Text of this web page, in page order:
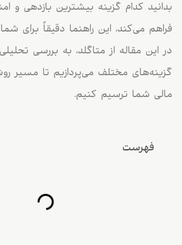
بدانید کدام گزینه بیشترین بازدهی و
فراهم می‌کند، این راهنما دقیقاً برای
در این مقاله از متاگلد، به بررسی
گزینه‌های مختلف می‌پردازیم تا مسیر
مالی شما ترسیم کنیم.
فهرست